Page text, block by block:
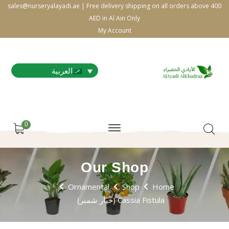
sales@nurseryalayadi.ae | Free delivery shipping on all orders above 400
AED in Al Ain Only
My Account
العربية
0
Our Shop
Home
Shop
Ornamental
Cassia Fistula (خيار شمبر)